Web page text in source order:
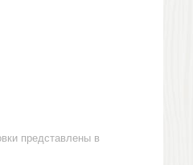
представлены в